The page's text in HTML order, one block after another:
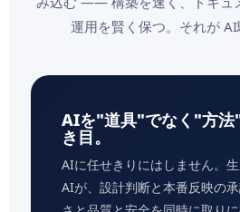
運用を賢く保つ。それが AI
AIを"道具"でなく"方法
き目。
AIに任せきりにはしません。
AIが、設計判断と本番反映の